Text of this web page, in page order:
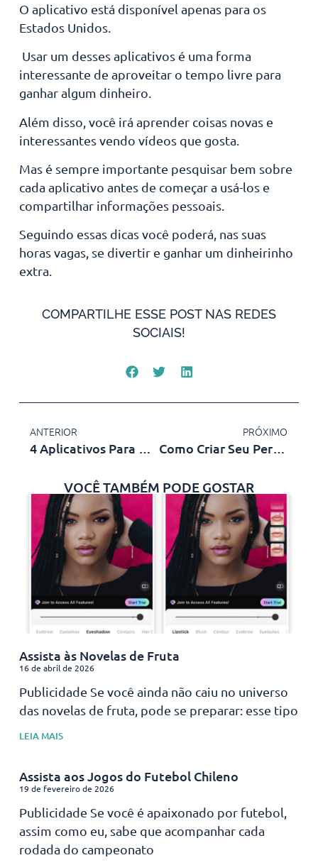
O aplicativo está disponível apenas para os
Estados Unidos.
Usar um desses aplicativos é uma forma
interessante de aproveitar o tempo livre para
ganhar algum dinheiro.
Além disso, você irá aprender coisas novas e
interessantes vendo vídeos que gosta.
Mas é sempre importante pesquisar bem sobre
cada aplicativo antes de começar a usá-los e
compartilhar informações pessoais.
Seguindo essas dicas você poderá, nas suas
horas vagas, se divertir e ganhar um dinheirinho
extra.
COMPARTILHE ESSE POST NAS REDES
SOCIAIS!
ANTERIOR
4 Aplicativos Para Monitorar WhatsApp
PRÓXIMO
Como Criar Seu Personagem Da Disney Pixar
VOCÊ TAMBÉM PODE GOSTAR
Assista às Novelas de Fruta
16 de abril de 2026
Publicidade Se você ainda não caiu no universo
das novelas de fruta, pode se preparar: esse tipo
LEIA MAIS
Assista aos Jogos do Futebol Chileno
19 de fevereiro de 2026
Publicidade Se você é apaixonado por futebol,
assim como eu, sabe que acompanhar cada
rodada do campeonato